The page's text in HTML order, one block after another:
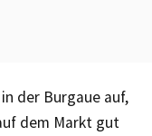
der Burgaue auf,
dem Markt gut